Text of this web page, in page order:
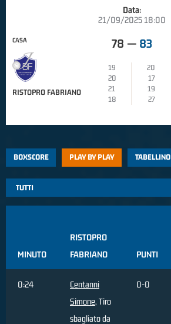
Data:
21/09/2025 18:00
CASA
RISTOPRO FABRIANO
78 — 83
19
20
20
17
21
19
18
27
BOXSCORE PLAY BY PLAY TABELLINO
MINUTO
RISTOPRO
FABRIANO
PUNTI
0:24
Centanni
Simone, Tiro
sbagliato da
0-0